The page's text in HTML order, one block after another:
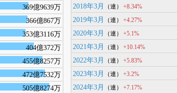
369億9639万
366億867万
353億3116万
404億372万
455億8257万
472億7532万
505億8274万
2018年3月
（連） +8.34%
2019年3月
（連） +4.27%
2020年3月
（連） +5.1%
2021年3月
（連） +10.14%
2022年3月
（連） +5.83%
2023年3月
（連） +3.2%
2024年3月
（連） +7.17%